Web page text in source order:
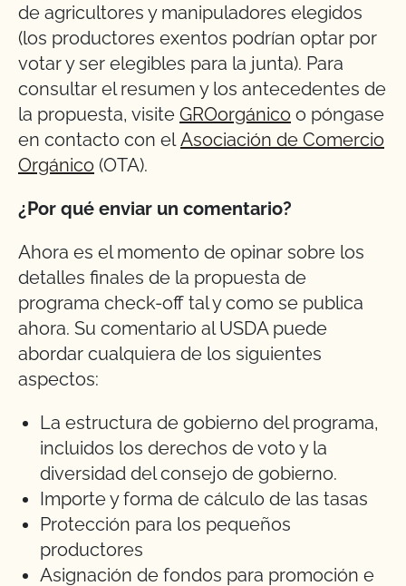
de agricultores y manipuladores elegidos
(los productores exentos podrían optar por
votar y ser elegibles para la junta). Para
consultar el resumen y los antecedentes de
la propuesta, visite GROorgánico o póngase
en contacto con elAsociación de Comercio
Orgánico (OTA).
¿Por qué enviar un comentario?
Ahora es el momento de opinar sobre los
detalles finales de la propuesta de
programa check-off tal y como se publica
ahora. Su comentario al USDA puede
abordar cualquiera de los siguientes
aspectos:
La estructura de gobierno del programa,
incluidos los derechos de voto y la
diversidad del consejo de gobierno.
Importe y forma de cálculo de las tasas
Protección para los pequeños
productores
Asignación de fondos para promoción e